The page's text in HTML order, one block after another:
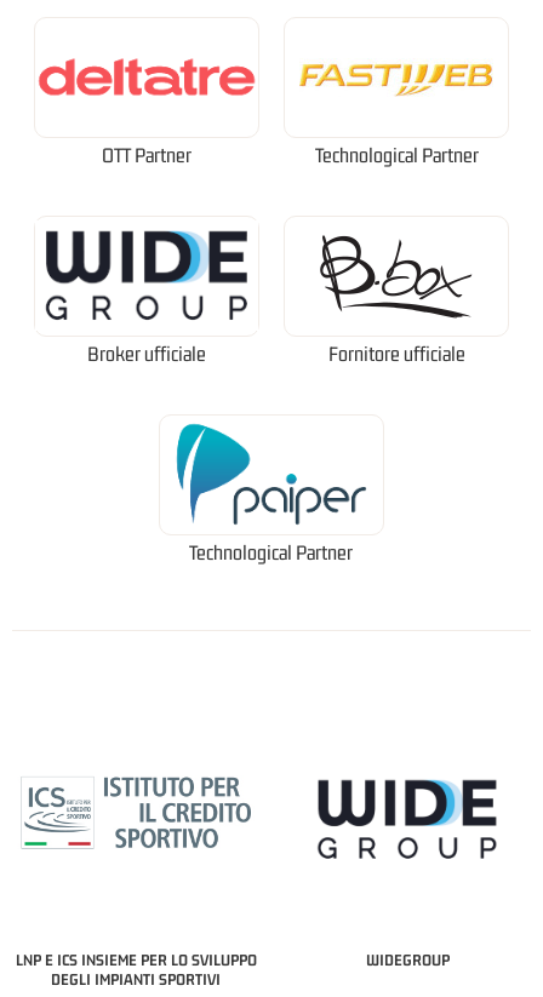
OTT Partner Technological Partner
Broker ufficiale Fornitore ufficiale
Technological Partner
LNP E ICS INSIEME PER LO SVILUPPO
DEGLI IMPIANTI SPORTIVI
WIDEGROUP